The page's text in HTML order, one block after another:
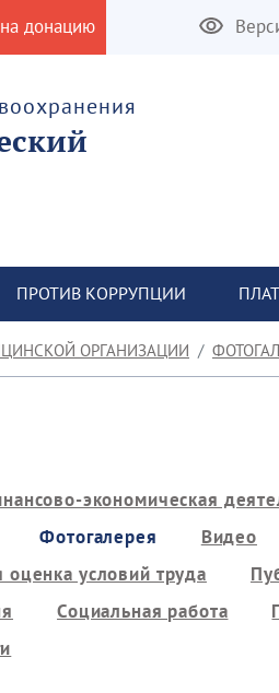
донацию
ПРОТИВ КОРРУПЦИИ
ОРГАНИЗАЦИИ
экономическая
Фотогалерея Видео
оценка условий труда
Социальная работа